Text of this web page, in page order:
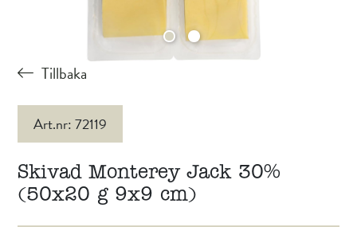
Tillbaka
Art.nr: 72119
Skivad Monterey Jack 30%
(50x20 g 9x9 cm)